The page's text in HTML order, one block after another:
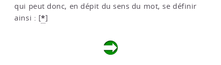
qui peut donc, en dépit du sens du mot, se définir
ainsi : [*]